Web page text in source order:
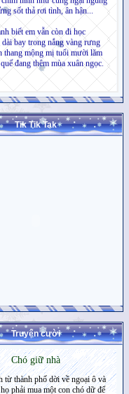
Tik Tik Tak
Truyện cười